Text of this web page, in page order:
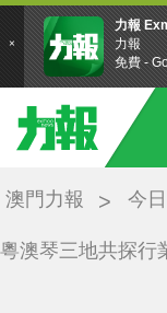
澳門力報 今
粵澳琴三地共探行